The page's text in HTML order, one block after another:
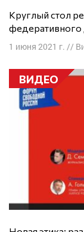
Круглый стол регионалистов. Контуры нового
федеративного
1 июня 2021 г. //
ВИДЕО